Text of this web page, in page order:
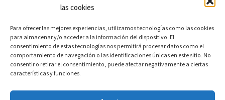
las cookies
Para ofrecer las mejores experiencias, utilizamos tecnologías como las cookies
para almacenar y/o acceder a la información del dispositivo. El
consentimiento de estas tecnologías nos permitirá procesar datos como el
comportamiento de navegación o las identificaciones únicas en este sitio. No
consentir o retirar el consentimiento, puede afectar negativamente a ciertas
características y funciones.
Aviso legal y política de privacidad
Transparencia
Cookies
Sitemap